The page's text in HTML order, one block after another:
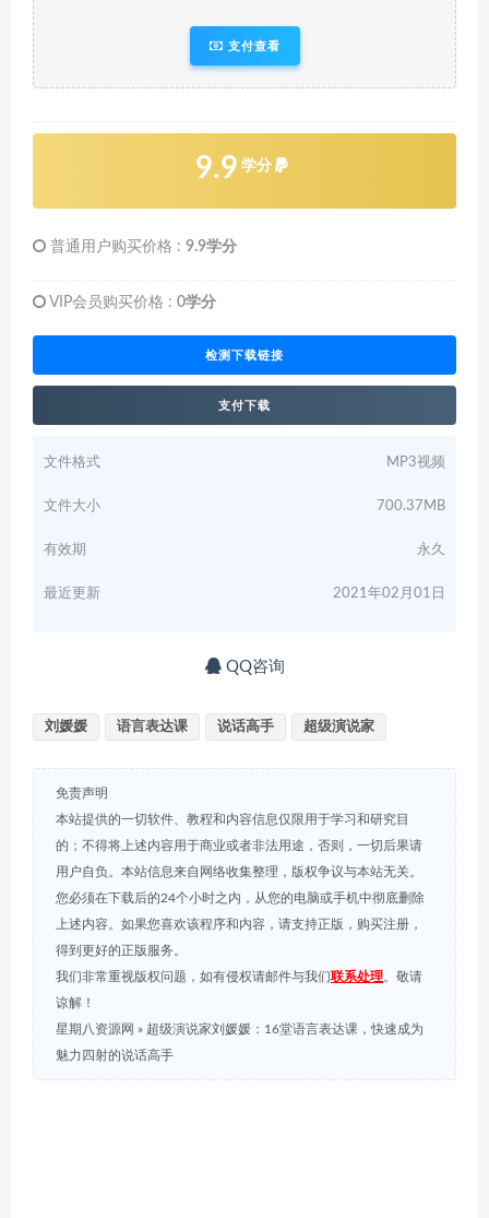
支付查看
9.9 学分
普通用户购买价格 : 9.9学分
VIP会员购买价格 : 0学分
检测下载链接
支付下载
文件格式 MP3视频
文件大小 700.37MB
有效期 永久
最近更新 2021年02月01日
QQ咨询
刘媛媛 语言表达课 说话高手 超级演说家
免责声明
本站提供的一切软件、教程和内容信息仅限用于学习和研究目
的；不得将上述内容用于商业或者非法用途，否则，一切后果请
用户自负。本站信息来自网络收集整理，版权争议与本站无关。
您必须在下载后的24个小时之内，从您的电脑或手机中彻底删除
上述内容。如果您喜欢该程序和内容，请支持正版，购买注册，
得到更好的正版服务。
我们非常重视版权问题，如有侵权请邮件与我们联系处理。敬请
谅解！
星期八资源网 » 超级演说家刘媛媛：16堂语言表达课，快速成为
魅力四射的说话高手